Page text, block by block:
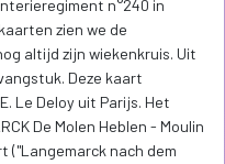
n°240 in
zien we de
altijd zijn wiekenkruis. Uit
Deze kaart
Le Deloy uit Parijs. Het
De Molen Heblen - Moulin
("Langemarck nach dem